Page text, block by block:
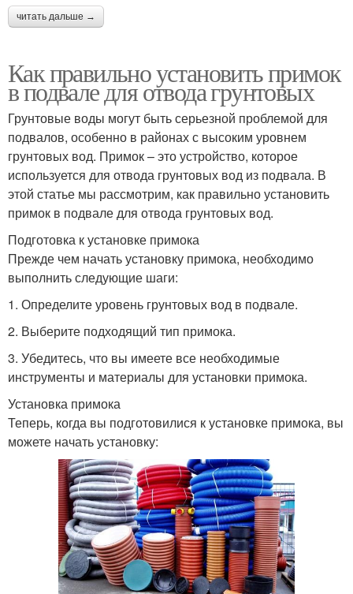
читать дальше →
Как правильно установить примок
в подвале для отвода грунтовых
Грунтовые воды могут быть серьезной проблемой для
подвалов, особенно в районах с высоким уровнем
грунтовых вод. Примок – это устройство, которое
используется для отвода грунтовых вод из подвала. В
этой статье мы рассмотрим, как правильно установить
примок в подвале для отвода грунтовых вод.
Подготовка к установке примока
Прежде чем начать установку примока, необходимо
выполнить следующие шаги:
1. Определите уровень грунтовых вод в подвале.
2. Выберите подходящий тип примока.
3. Убедитесь, что вы имеете все необходимые
инструменты и материалы для установки примока.
Установка примока
Теперь, когда вы подготовилися к установке примока, вы
можете начать установку: